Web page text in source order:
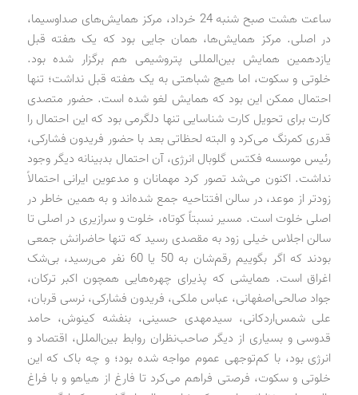
ساعت هشت صبح شنبه 24 خرداد، مرکز همایش‌های صداوسیما،
در اصلی. مرکز همایش‌ها، همان جایی بود که یک هفته قبل
یازدهمین همایش بین‌المللی پتروشیمی هم برگزار شده بود.
خلوتی و سکوت، اما هیچ شباهتی به یک هفته قبل نداشت؛ تنها
احتمال ممکن این بود که همایش لغو شده است. حضور متصدی
کارت برای تحویل کارت شناسایی تنها دلگرمی بود که این احتمال را
قدری کمرنگ می‌کرد و البته لحظاتی بعد با حضور فریدون فشارکی،
رئیس‌ موسسه فکتس‌ گلوبال انرژی، آن احتمال بدبینانه دیگر وجود
نداشت. اکنون می‌شد تصور کرد مهمانان و مدعوین ایرانی احتمالاً
زودتر از موعد، در سالن افتتاحیه جمع شده‌اند و به همین خاطر در
اصلی خلوت است. مسیر نسبتاً کوتاه، خلوت و سرازیری در اصلی تا
سالن اجلاس خیلی زود به مقصدی رسید که تنها حاضرانش جمعی
بودند که اگر بگوییم رقم‌شان به 50 یا 60 نفر می‌رسید، بی‌شک
اغراق است. همایشی که پذیرای چهره‌هایی همچون اکبر ترکان،
جواد صالحی‌اصفهانی، عباس ملکی، فریدون فشارکی، نرسی قربان،
علی شمس‌اردکانی، سید‌مهدی حسینی، بنفشه کینوش، حامد
قدوسی و بسیاری از دیگر صاحب‌نظران روابط بین‌الملل، اقتصاد و
انرژی بود، با کم‌توجهی عموم مواجه شده بود؛ و چه باک که این
خلوتی و سکوت، فرصتی فراهم می‌کرد تا فارغ از هیاهو و با فراغ